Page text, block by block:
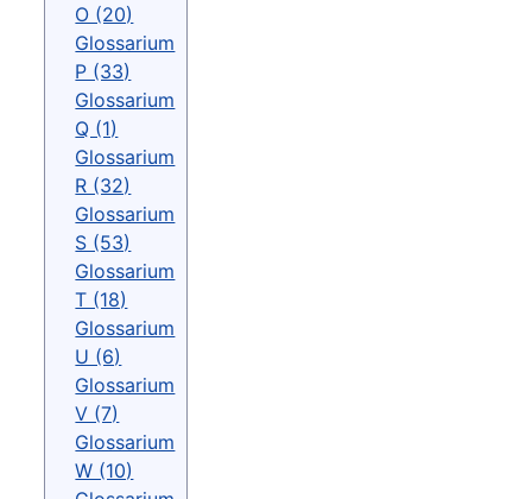
O (20)
Glossarium
P (33)
Glossarium
Q (1)
Glossarium
R (32)
Glossarium
S (53)
Glossarium
T (18)
Glossarium
U (6)
Glossarium
V (7)
Glossarium
W (10)